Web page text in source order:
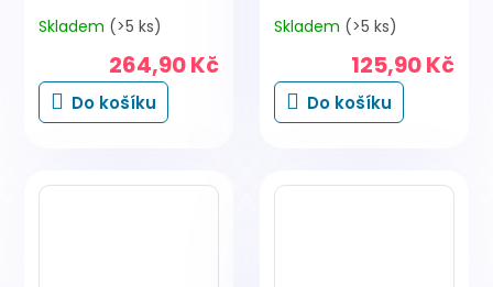
Skladem (>5 ks)
264,90 Kč
Do košíku
Skladem (>5 ks)
125,90 Kč
Do košíku